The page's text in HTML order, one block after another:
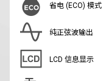
省电 (ECO) 模式
纯正弦波输出
LCD 信息显示